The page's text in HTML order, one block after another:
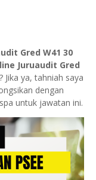
Gred W41 30
Juruaudit Gred
Jika ya, tahniah saya
dengan
untuk jawatan ini.